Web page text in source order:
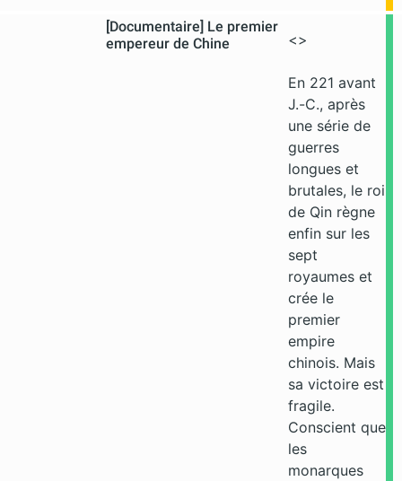
[Documentaire] Le premier
empereur de Chine
<>
En 221 avant
J.-C., après
une série de
guerres
longues et
brutales, le roi
de Qin règne
enfin sur les
sept
royaumes et
crée le
premier
empire
chinois. Mais
sa victoire est
fragile.
Conscient que
les
monarques